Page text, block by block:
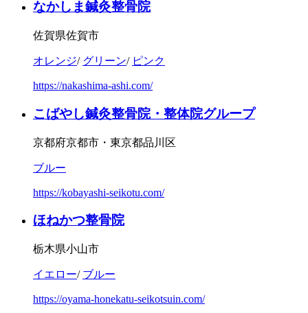
なかしま鍼灸整骨院
佐賀県佐賀市
オレンジ/ グリーン/ ピンク
https://nakashima-ashi.com/
こばやし鍼灸整骨院・整体院グループ
京都府京都市・東京都品川区
ブルー
https://kobayashi-seikotu.com/
ほねかつ整骨院
栃木県小山市
イエロー/ ブルー
https://oyama-honekatu-seikotsuin.com/